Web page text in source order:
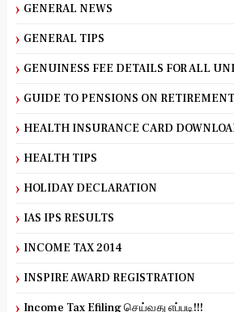
GENERAL NEWS
GENERAL TIPS
GENUINESS FEE DETAILS FOR ALL
GUIDE TO PENSIONS ON
HEALTH INSURANCE CARD
HEALTH TIPS
HOLIDAY DECLARATION
IAS IPS RESULTS
INCOME TAX 2014
INSPIRE AWARD REGISTRATION
Income Tax Efiling செய்வது எப்படி!!!